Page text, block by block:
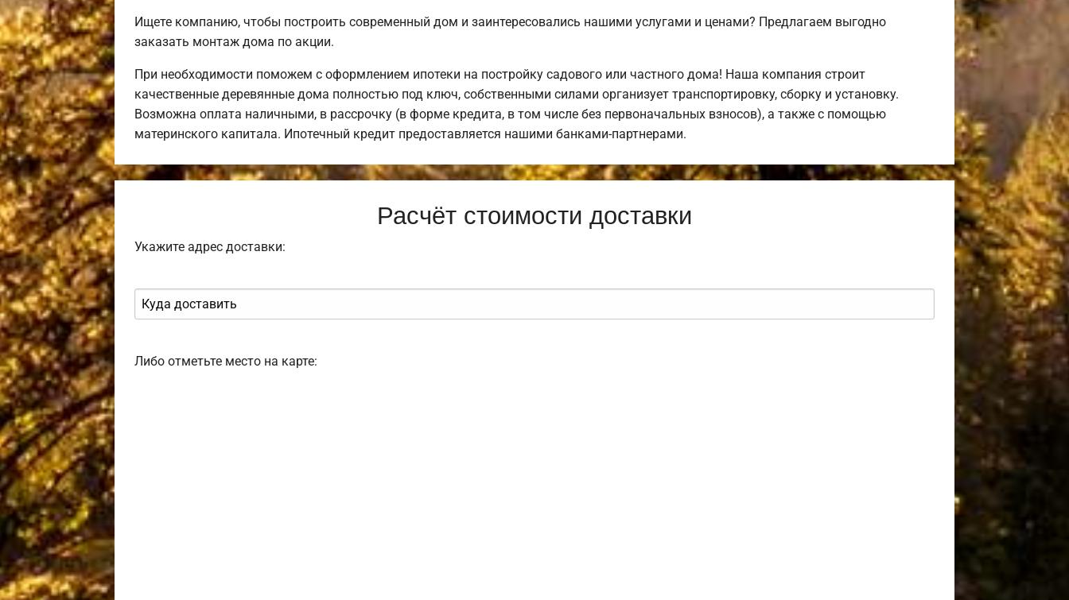
Ищете компанию, чтобы построить современный дом и заинтересовались нашими услугами и ценами? Предлагаем выгодно
заказать монтаж дома по акции.
При необходимости поможем с оформлением ипотеки на постройку садового или частного дома! Наша компания строит
качественные деревянные дома полностью под ключ, собственными силами организует транспортировку, сборку и установку.
Возможна оплата наличными, в рассрочку (в форме кредита, в том числе без первоначальных взносов), а также с помощью
материнского капитала. Ипотечный кредит предоставляется нашими банками-партнерами.
Расчёт стоимости доставки
Укажите адрес доставки:
Либо отметьте место на карте: